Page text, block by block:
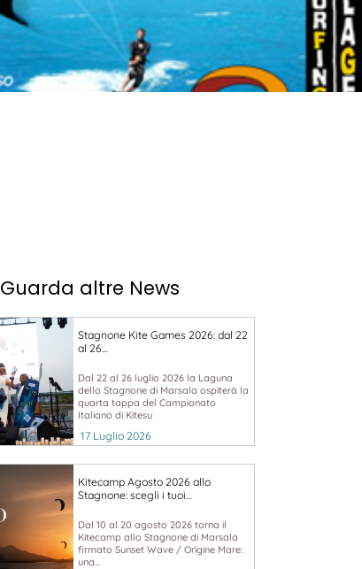
Guarda altre News
Stagnone Kite Games 2026: dal 22
al 26…
Dal 22 al 26 luglio 2026 la Laguna
dello Stagnone di Marsala ospiterà la
quarta tappa del Campionato
Italiano di Kitesu
17 Luglio 2026
Kitecamp Agosto 2026 allo
Stagnone: scegli i tuoi…
Dal 10 al 20 agosto 2026 torna il
Kitecamp allo Stagnone di Marsala
firmato Sunset Wave / Orïgine Mare:
una...